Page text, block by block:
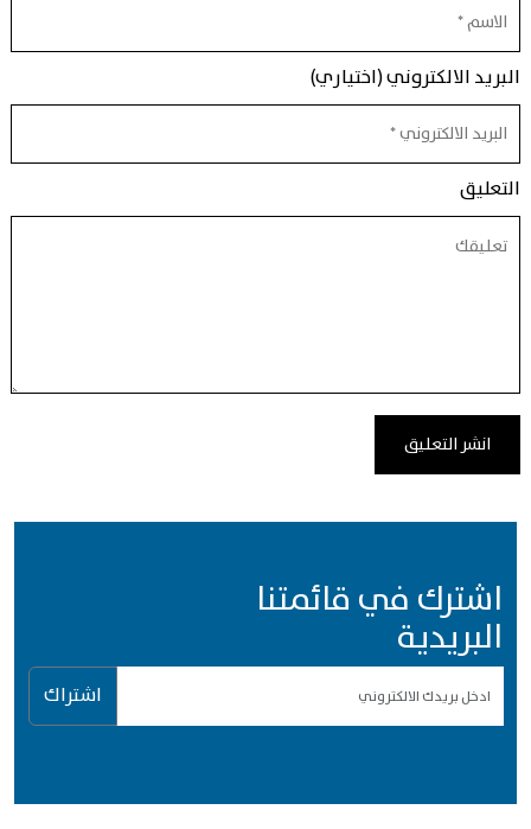
البريد الالكتروني (اختياري)
التعليق
اشترك في قائمتنا
البريدية
اشتراك